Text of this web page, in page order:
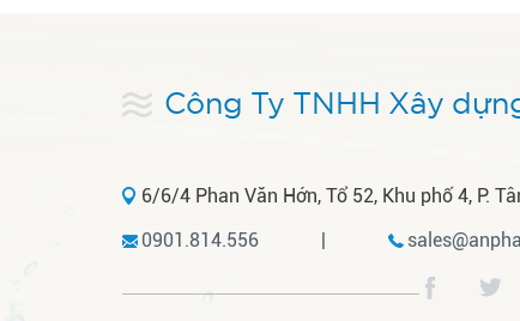
Công Ty TNHH Xây
6/6/4 Phan Văn Hớn, Tổ 52, Khu phố 4, P.
0901.814.556
|